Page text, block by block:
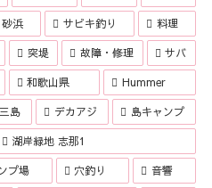
砂浜 サビキ釣り 料理
突堤 故障・修理 サバ
和歌山県 Hummer
島 デカアジ 島キャンプ
湖岸緑地 志那1
プ場 穴釣り 音響